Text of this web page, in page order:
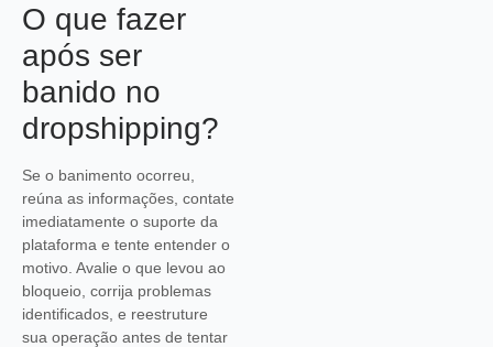
O que fazer
após ser
banido no
dropshipping?
Se o banimento ocorreu,
reúna as informações, contate
imediatamente o suporte da
plataforma e tente entender o
motivo. Avalie o que levou ao
bloqueio, corrija problemas
identificados, e reestruture
sua operação antes de tentar